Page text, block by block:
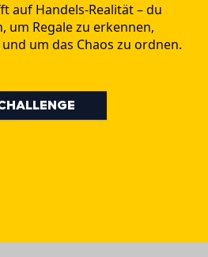
auf Handels-Realität – du
um Regale zu erkennen,
um das Chaos zu ordnen.